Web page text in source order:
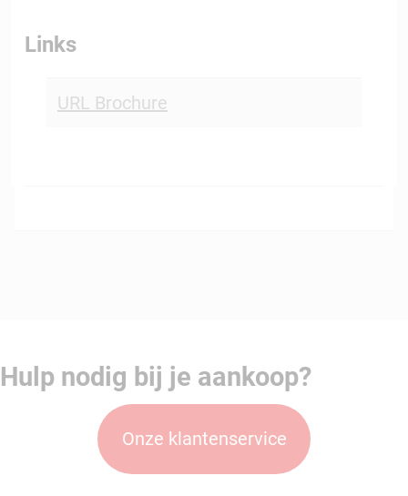
Links
URL Brochure
Hulp nodig bij je aankoop?
Onze klantenservice